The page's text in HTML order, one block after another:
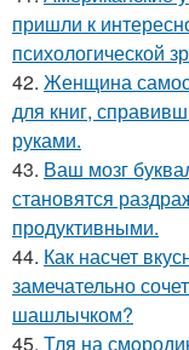
пришли к
психологической
42. Женщина
для книг,
руками.
43. Ваш мозг
становятся
продуктивными.
44. Как насчет
замечательно
шашлычком?
45. Тля на